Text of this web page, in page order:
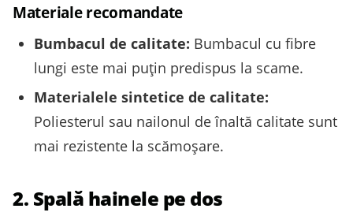
Materiale recomandate
Bumbacul de calitate: Bumbacul cu fibre
lungi este mai puțin predispus la scame.
Materialele sintetice de calitate:
Poliesterul sau nailonul de înaltă calitate sunt
mai rezistente la scămoșare.
2. Spală hainele pe dos